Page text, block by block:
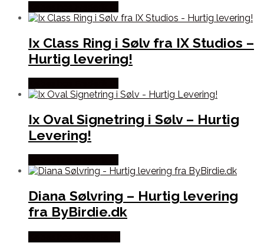
Ix Class Ring i Sølv fra IX Studios –
Hurtig levering!
Ix Oval Signetring i Sølv – Hurtig
Levering!
Diana Sølvring – Hurtig levering
fra ByBirdie.dk